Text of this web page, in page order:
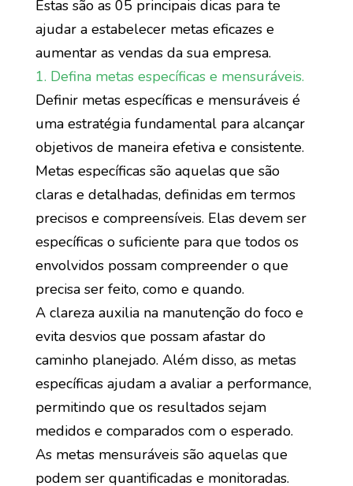
Estas são as 05 principais dicas para te
ajudar a estabelecer metas eficazes e
aumentar as vendas da sua empresa.
1. Defina metas específicas e mensuráveis.
Definir metas específicas e mensuráveis é
uma estratégia fundamental para alcançar
objetivos de maneira efetiva e consistente.
Metas específicas são aquelas que são
claras e detalhadas, definidas em termos
precisos e compreensíveis. Elas devem ser
específicas o suficiente para que todos os
envolvidos possam compreender o que
precisa ser feito, como e quando.
A clareza auxilia na manutenção do foco e
evita desvios que possam afastar do
caminho planejado. Além disso, as metas
específicas ajudam a avaliar a performance,
permitindo que os resultados sejam
medidos e comparados com o esperado.
As metas mensuráveis são aquelas que
podem ser quantificadas e monitoradas.